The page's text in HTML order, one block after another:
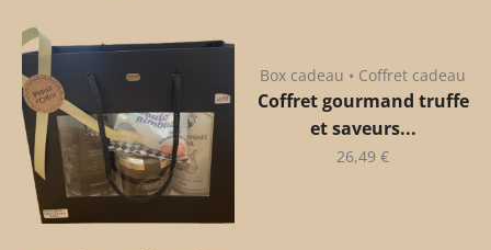
Box cadeau • Coffret cadeau
Coffret gourmand truffe
et saveurs...
26,49 €